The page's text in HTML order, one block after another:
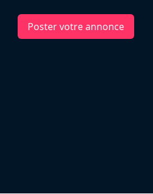
Poster votre annonce